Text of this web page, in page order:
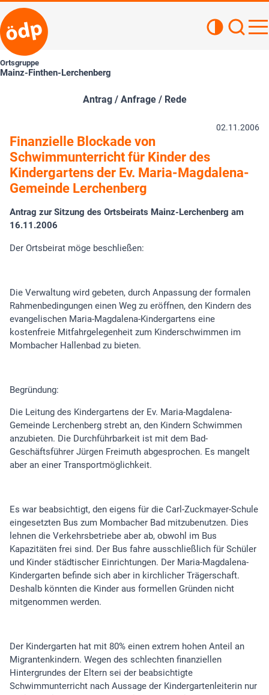
Ortsgruppe
Mainz-Finthen-Lerchenberg
Antrag / Anfrage / Rede
02.11.2006
Finanzielle Blockade von
Schwimmunterricht für Kinder des
Kindergartens der Ev. Maria-Magdalena-
Gemeinde Lerchenberg
Antrag zur Sitzung des Ortsbeirats Mainz-Lerchenberg am
16.11.2006
Der Ortsbeirat möge beschließen:
Die Verwaltung wird gebeten, durch Anpassung der formalen
Rahmenbedingungen einen Weg zu eröffnen, den Kindern des
evangelischen Maria-Magdalena-Kindergartens eine
kostenfreie Mitfahrgelegenheit zum Kinderschwimmen im
Mombacher Hallenbad zu bieten.
Begründung:
Die Leitung des Kindergartens der Ev. Maria-Magdalena-
Gemeinde Lerchenberg strebt an, den Kindern Schwimmen
anzubieten. Die Durchführbarkeit ist mit dem Bad-
Geschäftsführer Jürgen Freimuth abgesprochen. Es mangelt
aber an einer Transportmöglichkeit.
Es war beabsichtigt, den eigens für die Carl-Zuckmayer-Schule
eingesetzten Bus zum Mombacher Bad mitzubenutzen. Dies
lehnen die Verkehrsbetriebe aber ab, obwohl im Bus
Kapazitäten frei sind. Der Bus fahre ausschließlich für Schüler
und Kinder städtischer Einrichtungen. Der Maria-Magdalena-
Kindergarten befinde sich aber in kirchlicher Trägerschaft.
Deshalb könnten die Kinder aus formellen Gründen nicht
mitgenommen werden.
Der Kindergarten hat mit 80% einen extrem hohen Anteil an
Migrantenkindern. Wegen des schlechten finanziellen
Hintergrundes der Eltern sei der beabsichtigte
Schwimmunterricht nach Aussage der Kindergartenleiterin nur